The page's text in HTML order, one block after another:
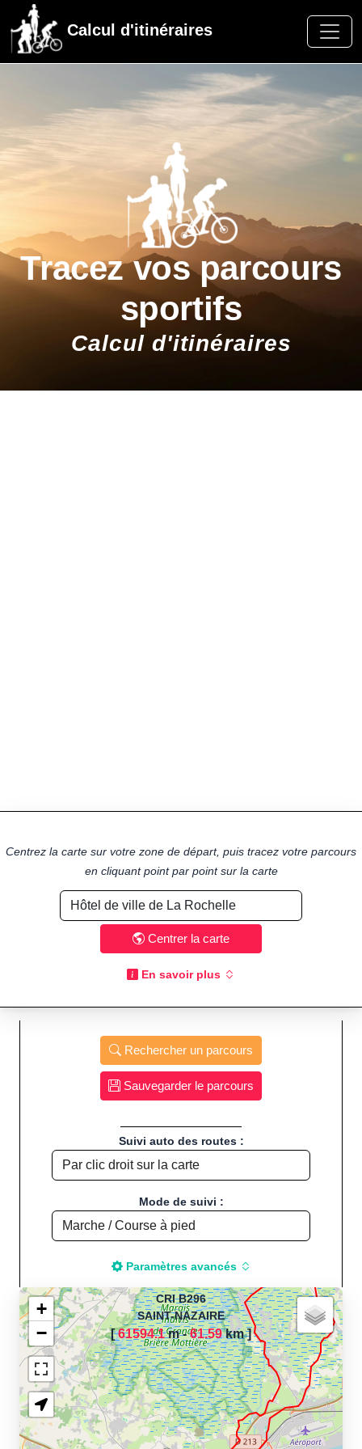
Calcul d'itinéraires
Tracez vos parcours
sportifs
Calcul d'itinéraires
Centrez la carte sur votre zone de départ, puis tracez votre parcours
en cliquant point par point sur la carte
Centrer la carte
En savoir plus
Rechercher un parcours
Sauvegarder le parcours
Suivi auto des routes :
Mode de suivi :
Paramètres avancés
Chargement de la carte
pour calculer la distance
de votre parcours sportif
(Footing, Jogging, Course à
CRI B296
SAINT-NAZAIRE
[61594.1m -61.59km]
+
−